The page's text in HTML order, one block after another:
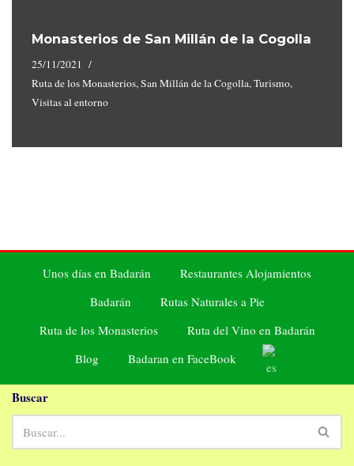
Monasterios de San Millán de la Cogolla
25/11/2021
Ruta de los Monasterios,San Millán de la Cogolla,Turismo,
Visitas al entorno
Unos días en Badarán
Restaurantes Alojamientos
Badarán
Rutas Naturales a Pie
Ruta de los Monasterios
Ruta del Vino en Badarán
Blog
Badaran en FaceBook
Buscar